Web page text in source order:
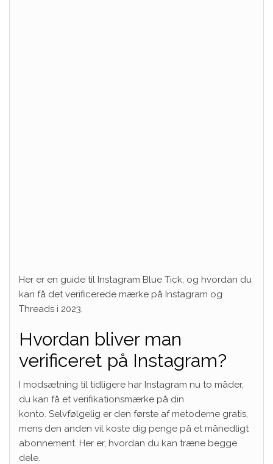
Her er en guide til Instagram Blue Tick, og hvordan du
kan få det verificerede mærke på Instagram og
Threads i 2023.
Hvordan bliver man
verificeret på Instagram?
I modsætning til tidligere har Instagram nu to måder,
du kan få et verifikationsmærke på din
konto. Selvfølgelig er den første af metoderne gratis,
mens den anden vil koste dig penge på et månedligt
abonnement. Her er, hvordan du kan træne begge
dele.